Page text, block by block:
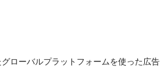
ローバルプラットフォームを使った広告